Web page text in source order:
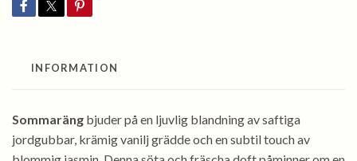
INFORMATION
Sommaräng bjuder på en ljuvlig blandning av saftiga
jordgubbar, krämig vanilj grädde och en subtil touch av